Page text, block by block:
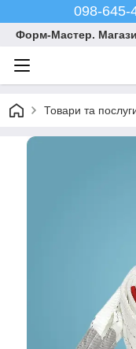
098-645-
Форм-Мастер.
Товари та